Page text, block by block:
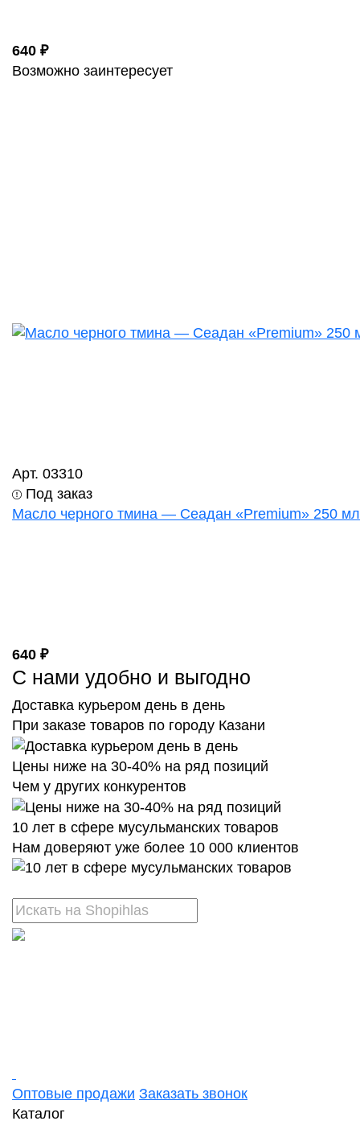
640 ₽
Возможно заинтересует
Арт. 03310
Под заказ
Масло черного тмина — Сеадан «Premium» 250 мл
640 ₽
С нами удобно и выгодно
Доставка курьером день в день
При заказе товаров по городу Казани
Цены ниже на 30-40% на ряд позиций
Чем у других конкурентов
10 лет в сфере мусульманских товаров
Нам доверяют уже более 10 000 клиентов
Оптовые продажи Заказать звонок
Каталог